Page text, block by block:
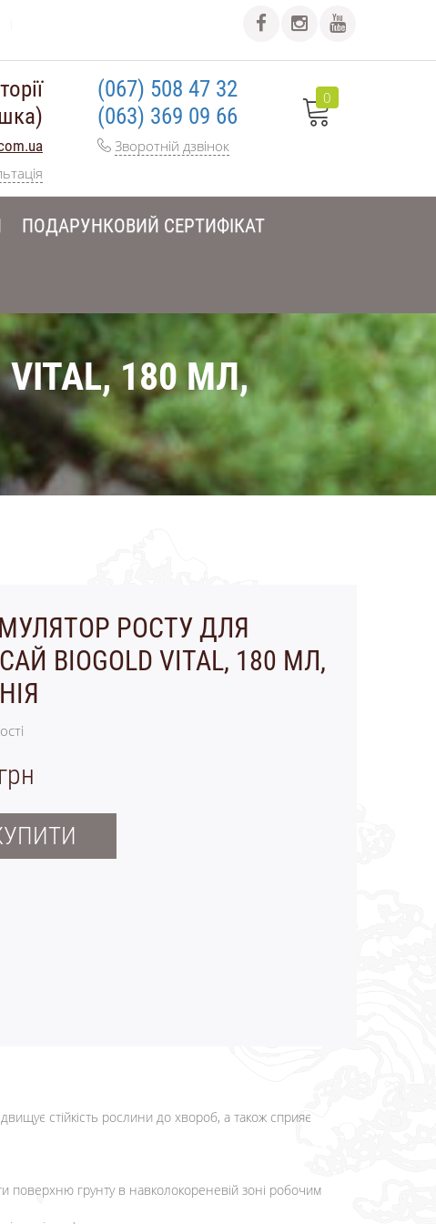
(067) 508 47 32
(063) 369 09 66
Зворотній дзвінок
0
ПОДАРУНКОВИЙ СЕРТИФІКАТ
180 МЛ,
РОСТУ ДЛЯ
BIOGOLD VITAL, 180 МЛ,
стійкість рослини до хвороб, а також сприяє
поверхню грунту в навколокореневій зоні робочим